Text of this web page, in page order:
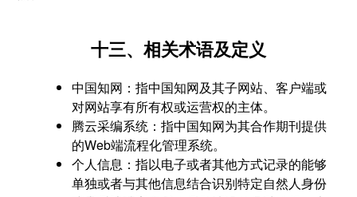
十三、相关术语及定义
中国知网：指中国知网及其子网站、客户端或
对网站享有所有权或运营权的主体。
腾云采编系统：指中国知网为其合作期刊提供
的Web端流程化管理系统。
个人信息：指以电子或者其他方式记录的能够
单独或者与其他信息结合识别特定自然人身份